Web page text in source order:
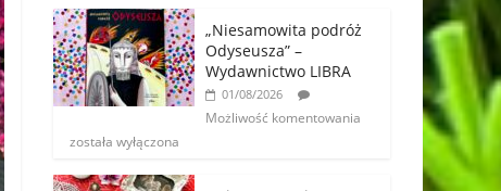
„Niesamowita podróż
Odyseusza” –
Wydawnictwo LIBRA
01/08/2026
Możliwość komentowania
została wyłączona